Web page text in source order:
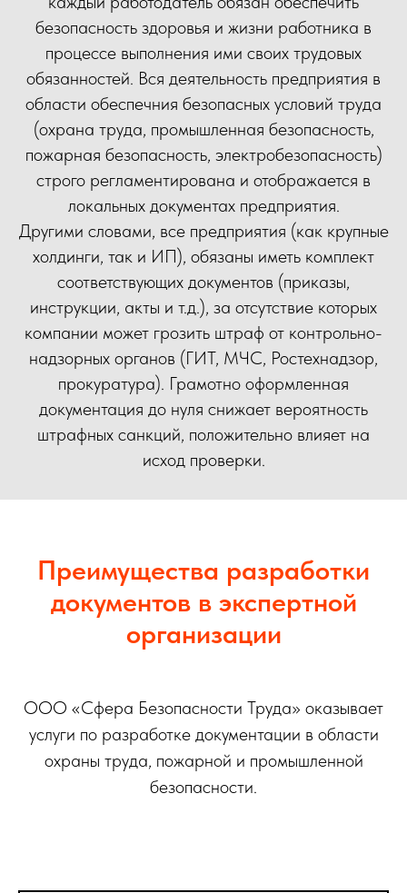
безопасность здоровья и жизни работника в
процессе выполнения ими своих трудовых
обязанностей. Вся деятельность предприятия в
области обеспечния безопасных условий труда
(охрана труда, промышленная безопасность,
пожарная безопасность, электробезопасность)
строго регламентирована и отображается в
локальных документах предприятия.
Другими словами, все предприятия (как крупные
холдинги, так и ИП), обязаны иметь комплект
соответствующих документов (приказы,
инструкции, акты и т.д.), за отсутствие которых
компании может грозить штраф от контрольно-
надзорных органов (ГИТ, МЧС, Ростехнадзор,
прокуратура). Грамотно оформленная
документация до нуля снижает вероятность
штрафных санкций, положительно влияет на
исход проверки.
Преимущества разработки
документов в экспертной
организации
ООО «Сфера Безопасности Труда» оказывает
услуги по разработке документации в области
охраны труда, пожарной и промышленной
безопасности.